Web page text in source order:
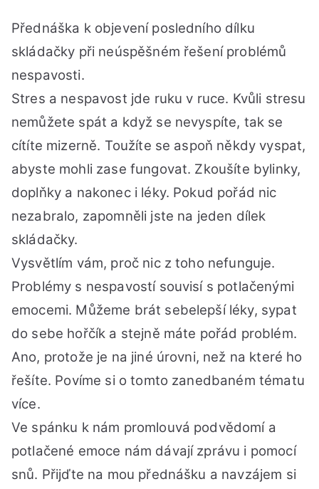
Přednáška k objevení posledního dílku
skládačky při neúspěšném řešení problémů
nespavosti.
Stres a nespavost jde ruku v ruce. Kvůli stresu
nemůžete spát a když se nevyspíte, tak se
cítíte mizerně. Toužíte se aspoň někdy vyspat,
abyste mohli zase fungovat. Zkoušíte bylinky,
doplňky a nakonec i léky. Pokud pořád nic
nezabralo, zapomněli jste na jeden dílek
skládačky.
Vysvětlím vám, proč nic z toho nefunguje.
Problémy s nespavostí souvisí s potlačenými
emocemi. Můžeme brát sebelepší léky, sypat
do sebe hořčík a stejně máte pořád problém.
Ano, protože je na jiné úrovni, než na které ho
řešíte. Povíme si o tomto zanedbaném tématu
více.
Ve spánku k nám promlouvá podvědomí a
potlačené emoce nám dávají zprávu i pomocí
snů. Přijďte na mou přednášku a navzájem si